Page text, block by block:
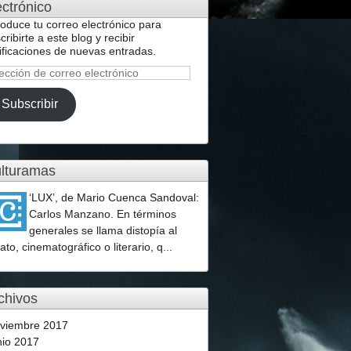
tu correo electrónico para
a este blog y recibir
de nuevas entradas.
Subscribir
‘LUX’, de Mario Cuenca Sandoval:
Carlos Manzano. En términos
generales se llama distopía al
cinematográfico o literario, q...
2017
2017